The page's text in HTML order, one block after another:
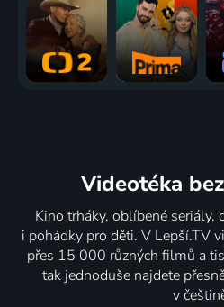
Videotéka
Kino trháky, oblíbené seriály,
i pohádky pro děti. V Lepší.TV
přes 15 000 různých filmů a
tak jednoduše najdete
v